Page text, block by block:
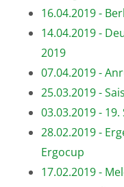
16.04.2019 -
14.04.2019 -
2019
07.04.2019 -
25.03.2019 -
03.03.2019 -
28.02.2019 -
Ergocup
17.02.2019 -